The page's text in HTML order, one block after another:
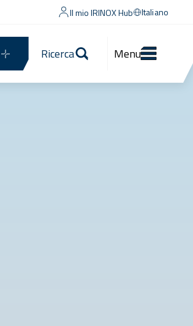
Il mio IRINOX Hub Italiano
Ricerca Menu